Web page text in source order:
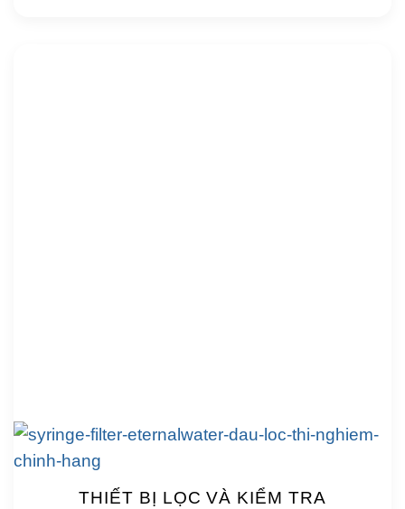
THIẾT BỊ LỌC VÀ KIỂM TRA